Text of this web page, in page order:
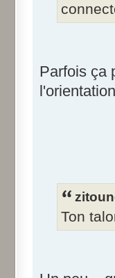
Parfois ça
Ton